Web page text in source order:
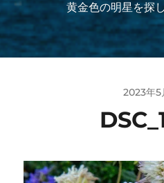
黄金色の明星を探
2023年5